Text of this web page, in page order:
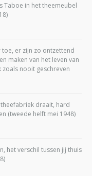
Taboe in het theemeubel
er zijn zo ontzettend
maken van het leven van
nooit geschreven
draait, hard
(tweede helft mei 1948)
het verschil tussen jij thuis